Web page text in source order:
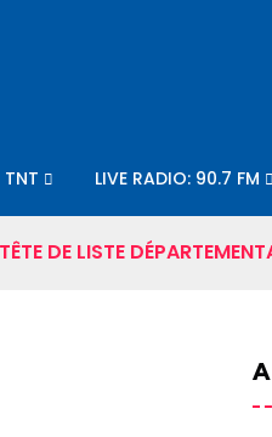
TNT LIVE RADIO: 90.7 FM
DE LISTE